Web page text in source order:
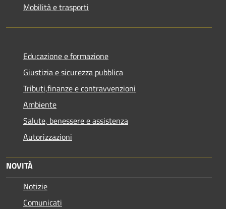
Mobilità e trasporti
Educazione e formazione
Giustizia e sicurezza pubblica
Tributi,finanze e contravvenzioni
Ambiente
Salute, benessere e assistenza
Autorizzazioni
NOVITÀ
Notizie
Comunicati